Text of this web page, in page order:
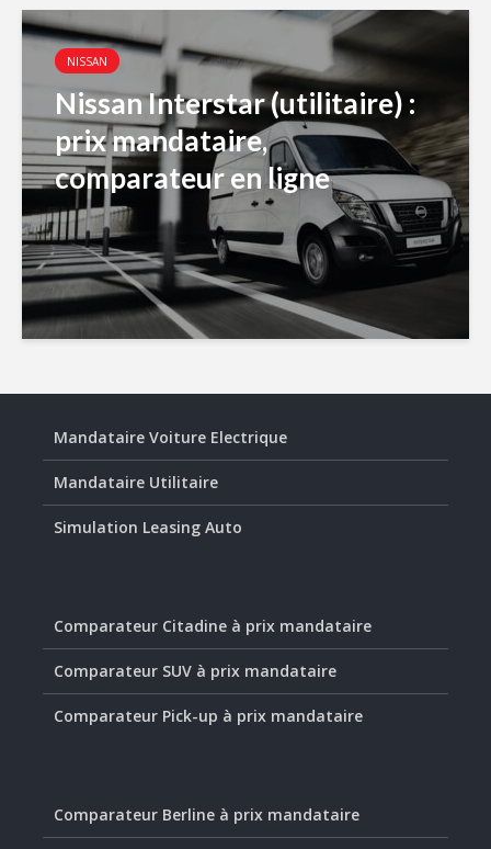
NISSAN
Nissan Interstar (utilitaire) :
prix mandataire,
comparateur en ligne
Mandataire Voiture Electrique
Mandataire Utilitaire
Simulation Leasing Auto
Comparateur Citadine à prix mandataire
Comparateur SUV à prix mandataire
Comparateur Pick-up à prix mandataire
Comparateur Berline à prix mandataire